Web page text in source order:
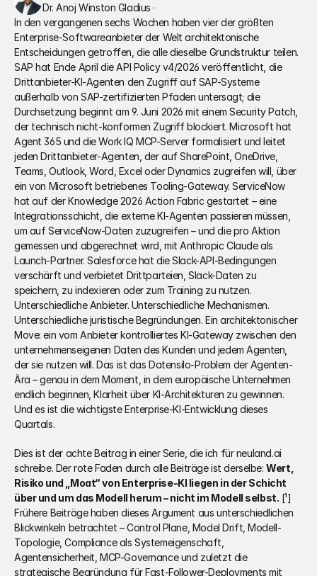
Dr. Anoj Winston Gladius ·
In den vergangenen sechs Wochen haben vier der größten
Enterprise-Softwareanbieter der Welt architektonische
Entscheidungen getroffen, die alle dieselbe Grundstruktur teilen.
SAP hat Ende April die API Policy v4/2026 veröffentlicht, die
Drittanbieter-KI-Agenten den Zugriff auf SAP-Systeme
außerhalb von SAP-zertifizierten Pfaden untersagt; die
Durchsetzung beginnt am 9. Juni 2026 mit einem Security Patch,
der technisch nicht-konformen Zugriff blockiert. Microsoft hat
Agent 365 und die Work IQ MCP-Server formalisiert und leitet
jeden Drittanbieter-Agenten, der auf SharePoint, OneDrive,
Teams, Outlook, Word, Excel oder Dynamics zugreifen will, über
ein von Microsoft betriebenes Tooling-Gateway. ServiceNow
hat auf der Knowledge 2026 Action Fabric gestartet – eine
Integrationsschicht, die externe KI-Agenten passieren müssen,
um auf ServiceNow-Daten zuzugreifen – und die pro Aktion
gemessen und abgerechnet wird, mit Anthropic Claude als
Launch-Partner. Salesforce hat die Slack-API-Bedingungen
verschärft und verbietet Drittparteien, Slack-Daten zu
speichern, zu indexieren oder zum Training zu nutzen.
Unterschiedliche Anbieter. Unterschiedliche Mechanismen.
Unterschiedliche juristische Begründungen. Ein architektonischer
Move: ein vom Anbieter kontrolliertes KI-Gateway zwischen den
unternehmenseigenen Daten des Kunden und jedem Agenten,
der sie nutzen will. Das ist das Datensilo-Problem der Agenten-
Ära – genau in dem Moment, in dem europäische Unternehmen
endlich beginnen, Klarheit über KI-Architekturen zu gewinnen.
Und es ist die wichtigste Enterprise-KI-Entwicklung dieses
Quartals.
Dies ist der achte Beitrag in einer Serie, die ich für neuland.ai
schreibe. Der rote Faden durch alle Beiträge ist derselbe: Wert,
Risiko und „Moat“ von Enterprise-KI liegen in der Schicht
über und um das Modell herum – nicht im Modell selbst. [¹]
Frühere Beiträge haben dieses Argument aus unterschiedlichen
Blickwinkeln betrachtet – Control Plane, Model Drift, Modell-
Topologie, Compliance als Systemeigenschaft,
Agentensicherheit, MCP-Governance und zuletzt die
strategische Begründung für Fast-Follower-Deployments mit